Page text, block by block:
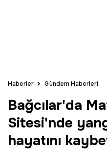
Haberler Gündem Haberleri
Bağcılar'da
Sitesi'nde
hayatını